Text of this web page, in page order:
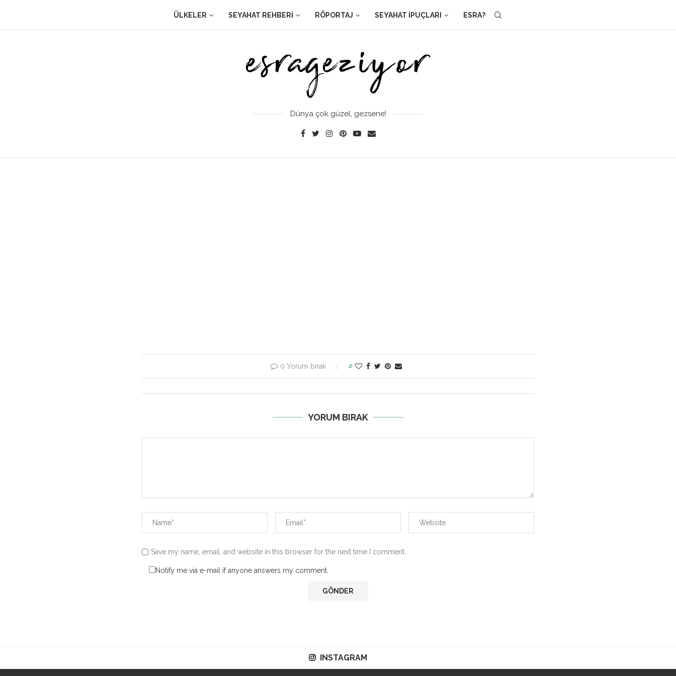
ÜLKELER SEYAHAT REHBERI RÖPORTAJ SEYAHAT İPUÇLARI ESRA?
Dünya çok güzel, gezsene!
0 Yorum bırak 0
YORUM BIRAK
Save my name, email, and website in this browser for the next time I comment.
Notify me via e-mail if anyone answers my comment.
INSTAGRAM